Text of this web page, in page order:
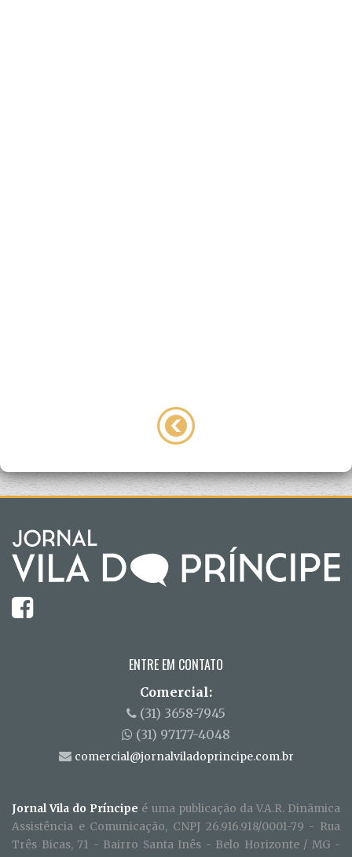
ENTRE EM CONTATO
Comercial:
(31) 3658-7945
(31) 97177-4048
comercial@jornalviladoprincipe.com.br
Jornal Vila do Príncipe é uma publicação da V.A.R. Dinãmica
Assistência e Comunicação, CNPJ 26.916.918/0001-79 - Rua
Três Bicas, 71 - Bairro Santa Inês - Belo Horizonte / MG -